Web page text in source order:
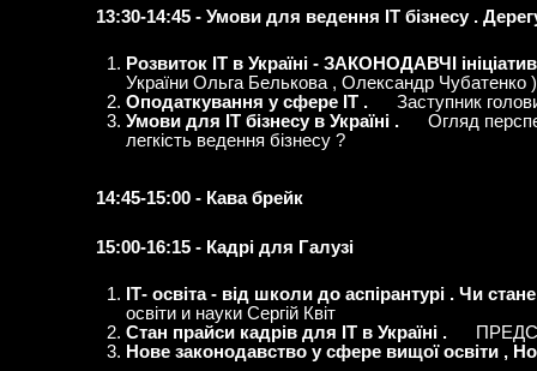
13:30-14:45 - Умови для ведення ІТ бізнесу .
Розвиток ІТ в Україні - ЗАКОНОДАВЧІ
України Ольга Белькова , Олександр Чубатенко )
Оподаткування у сфере ІТ .
Заступник
Умови для ІТ бізнесу в Україні .
Огляд
легкість ведення бізнесу ?
14:45-15:00 - Кава брейк
15:00-16:15 - Кадрі для Галузі
ІТ- освіта - від школи до аспірантурі . Чи
освіти и науки Сергій Квіт
Стан прайси кадрів для ІТ в Україні .
Нове законодавство у сфере вищої освіти ,